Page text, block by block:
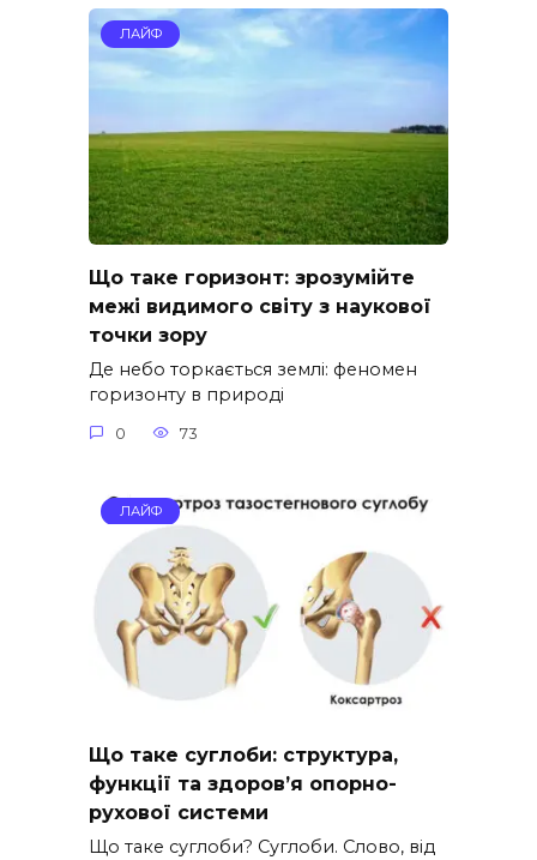
ЛАЙФ
Що таке горизонт: зрозумійте
межі видимого світу з наукової
точки зору
Де небо торкається землі: феномен
горизонту в природі
0 73
ЛАЙФ
Що таке суглоби: структура,
функції та здоров’я опорно-
рухової системи
Що таке суглоби? Суглоби. Слово, від